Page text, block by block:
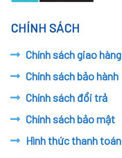
CHÍNH SÁCH
Chính sách giao hàng
Chính sách bảo hành
Chính sách đổi trả
Chính sách bảo mật
Hình thức thanh toán